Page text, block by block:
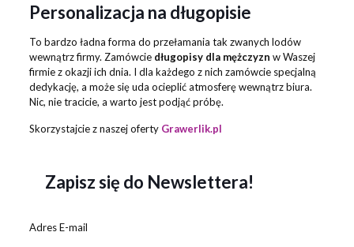
Personalizacja na długopisie
To bardzo ładna forma do przełamania tak zwanych lodów
wewnątrz firmy. Zamówcie długopisy dla mężczyzn w Waszej
firmie z okazji ich dnia. I dla każdego z nich zamówcie specjalną
dedykację, a może się uda ocieplić atmosferę wewnątrz biura.
Nic, nie tracicie, a warto jest podjąć próbę.
Skorzystajcie z naszej oferty Grawerlik.pl
Zapisz się do Newslettera!
Adres E-mail